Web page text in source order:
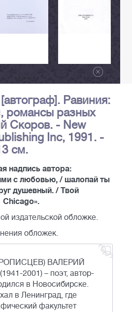
Равиния:
романсы разных
Скоров. - New
Inc, 1991. -
см.
надпись автора:
с любовью, / шалопай ты
душевный. / Твой
Chicago».
издательской обложке.
обложек.
ВАЛЕРИЙ
2001) – поэт, автор-
в Новосибирске.
в Ленинград, где
факультет